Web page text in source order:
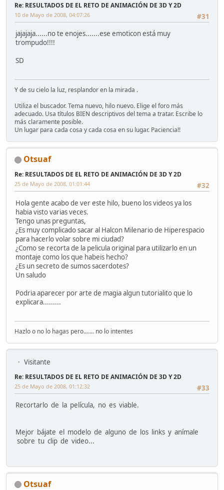
Re: RESULTADOS DE EL RETO DE ANIMACIÓN DE 3D Y 2D
#31
10 de Mayo de 2008, 04:07:26
jajajaja......no te enojes.......ese emoticon está muy
trompudo!!!!
SD
Y de su cielo la luz, resplandor en la mirada .
Utiliza el buscador. Tema nuevo, hilo nuevo. Elige el foro más
adecuado. Usa títulos BIEN descriptivos del tema a tratar. Escribe lo
más claramente posible.
Un lugar para cada cosa y cada cosa en su lugar. Paciencia!!
Otsuaf
Re: RESULTADOS DE EL RETO DE ANIMACIÓN DE 3D Y 2D
#32
25 de Mayo de 2008, 01:01:44
Hola gente acabo de ver este hilo, bueno los videos ya los
habia visto varias veces.
Tengo unas preguntas,
¿Es muy complicado sacar al Halcon Milenario de Hiperespacio
para hacerlo volar sobre mi ciudad?
¿Como se recorta de la pelicula original para utilizarlo en un
montaje como los que habeis hecho?
¿Es un secreto de sumos sacerdotes?
Un saludo
Podria aparecer por arte de magia algun tutorialito que lo
explicara.........
Hazlo o no lo hagas pero....... no lo intentes
Visitante
Re: RESULTADOS DE EL RETO DE ANIMACIÓN DE 3D Y 2D
#33
25 de Mayo de 2008, 01:12:32
Recortarlo de la película, no es viable.
Mejor bájate el modelo de alguno de los links y anímale
sobre tu clip de video...
Otsuaf